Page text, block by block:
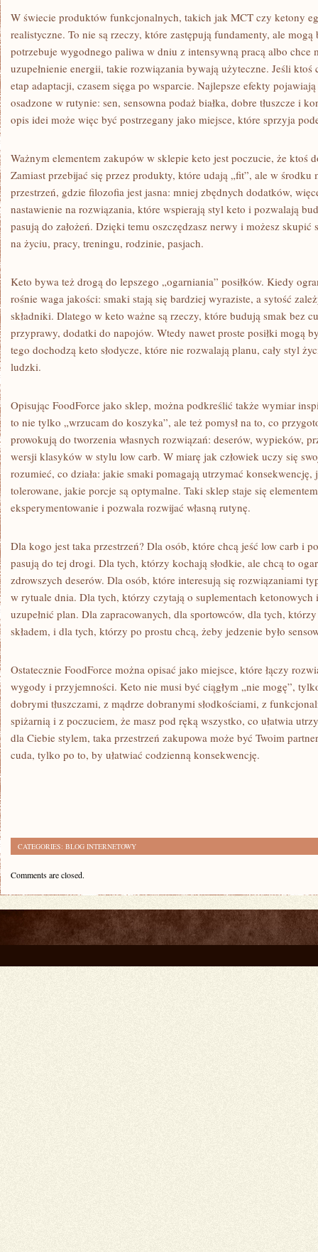
W świecie produktów funkcjonalnych, takich jak MCT czy ketony
realistyczne. To nie są rzeczy, które zastępują fundamenty, ale
potrzebuje wygodnego paliwa w dniu z intensywną pracą albo chce
uzupełnienie energii, takie rozwiązania bywają użyteczne. Jeśli
etap adaptacji, czasem sięga po wsparcie. Najlepsze efekty
osadzone w rutynie: sen, sensowna podaż białka, dobre tłuszcze i
opis idei może więc być postrzegany jako miejsce, które sprzyja
Ważnym elementem zakupów w sklepie keto jest poczucie, że ktoś
Zamiast przebijać się przez produkty, które udają „fit”, ale w środku
przestrzeń, gdzie filozofia jest jasna: mniej zbędnych dodatków,
nastawienie na rozwiązania, które wspierają styl keto i pozwalają
pasują do założeń. Dzięki temu oszczędzasz nerwy i możesz skupić
na życiu, pracy, treningu, rodzinie, pasjach.
Keto bywa też drogą do lepszego „ogarniania” posiłków. Kiedy
rośnie waga jakości: smaki stają się bardziej wyraziste, a sytość
składniki. Dlatego w keto ważne są rzeczy, które budują smak bez
przyprawy, dodatki do napojów. Wtedy nawet proste posiłki mogą
tego dochodzą keto słodycze, które nie rozwalają planu, cały styl
ludzki.
Opisując FoodForce jako sklep, można podkreślić także wymiar
to nie tylko „wrzucam do koszyka”, ale też pomysł na to, co
prowokują do tworzenia własnych rozwiązań: deserów, wypieków,
wersji klasyków w stylu low carb. W miarę jak człowiek uczy się
rozumieć, co działa: jakie smaki pomagają utrzymać konsekwencję,
tolerowane, jakie porcje są optymalne. Taki sklep staje się
eksperymentowanie i pozwala rozwijać własną rutynę.
Dla kogo jest taka przestrzeń? Dla osób, które chcą jeść low carb i
pasują do tej drogi. Dla tych, którzy kochają słodkie, ale chcą to
zdrowszych deserów. Dla osób, które interesują się rozwiązaniami
w rytuale dnia. Dla tych, którzy czytają o suplementach ketonowych
uzupełnić plan. Dla zapracowanych, dla sportowców, dla tych,
składem, i dla tych, którzy po prostu chcą, żeby jedzenie było
Ostatecznie FoodForce można opisać jako miejsce, które łączy
wygody i przyjemności. Keto nie musi być ciągłym „nie mogę”,
dobrymi tłuszczami, z mądrze dobranymi słodkościami, z
spiżarnią i z poczuciem, że masz pod ręką wszystko, co ułatwia
dla Ciebie stylem, taka przestrzeń zakupowa może być Twoim
cuda, tylko po to, by ułatwiać codzienną konsekwencję.
CATEGORIES: BLOG INTERNETOWY
Comments are closed.